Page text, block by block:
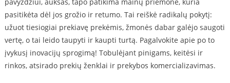
pasitikėta dėl jos grožio ir retumo. Tai reiškė radikalų pokytį:
užuot tiesiogiai prekiavę prekėmis, žmonės dabar galėjo saugoti
vertę, o tai leido taupyti ir kaupti turtą. Pagalvokite apie po to
įvykusį inovacijų sprogimą! Tobulėjant pinigams, keitėsi ir
rinkos, atsirado prekių ženklai ir prekybos komercializavimas.